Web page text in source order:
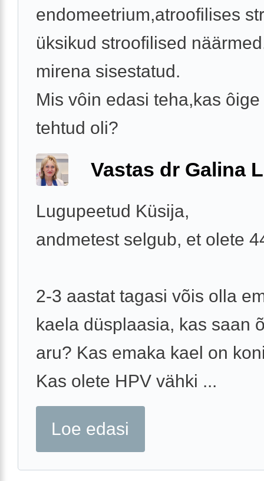
endomeetrium,atroofilises
üksikud stroofilised
mirena sisestatud.
Mis vôin edasi teha,kas
tehtud oli?
Vastas dr Galina
Lugupeetud Küsija,
andmetest selgub, et olete
2-3 aastat tagasi võis olla
kaela düsplaasia, kas saan
aru? Kas emaka kael on
Kas olete HPV vähki ...
Loe edasi